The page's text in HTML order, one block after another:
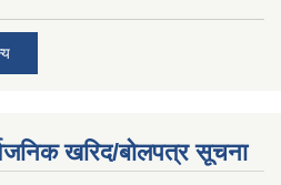
खरिद/बोलपत्र सूचना